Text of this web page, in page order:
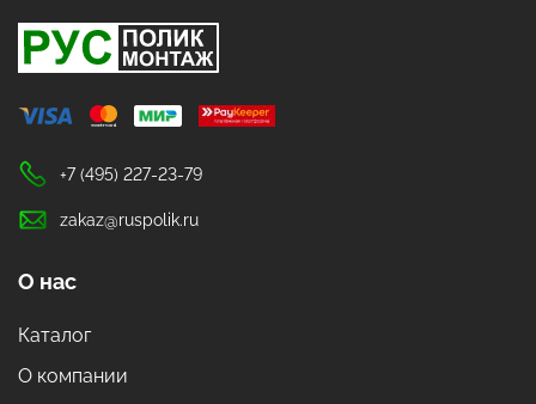
+7 (495) 227-23-79
zakaz@ruspolik.ru
О нас
Каталог
О компании